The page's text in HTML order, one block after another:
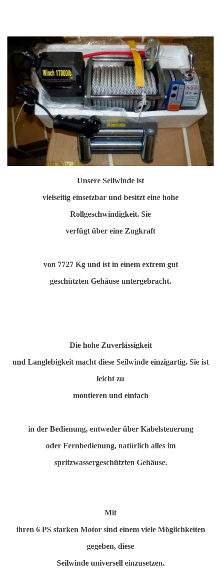
Unsere Seilwinde ist
vielseitig einsetzbar und besitzt eine hohe
Rollgeschwindigkeit. Sie
verfügt über eine Zugkraft
von 7727 Kg und ist in einem extrem gut
geschützten Gehäuse untergebracht.
Die hohe Zuverlässigkeit
und Langlebigkeit macht diese Seilwinde einzigartig. Sie ist
leicht zu
montieren und einfach
in der Bedienung, entweder über Kabelsteuerung
oder Fernbedienung, natürlich alles im
spritzwassergeschützten Gehäuse.
Mit
ihren 6 PS starken Motor sind einem viele Möglichkeiten
gegeben, diese
Seilwinde universell einzusetzen.